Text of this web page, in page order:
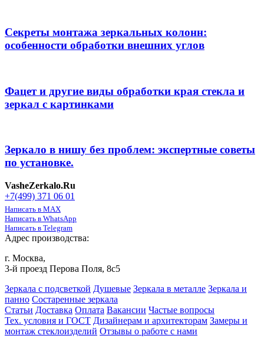
Секреты монтажа зеркальных колонн:
особенности обработки внешних углов
Фацет и другие виды обработки края стекла и
зеркал с картинками
Зеркало в нишу без проблем: экспертные советы
по установке.
VasheZerkalo.Ru
+7(499) 371 06 01
Написать в MAX
Написать в WhatsApp
Написать в Telegram
Адрес производства:
г. Москва,
3-й проезд Перова Поля, 8с5
Зеркала с подсветкой Душевые Зеркала в металле Зеркала и
панно Состаренные зеркала
Статьи Доставка Оплата Вакансии Частые вопросы
Тех. условия и ГОСТ Дизайнерам и архитекторам Замеры и
монтаж стеклоизделий Отзывы о работе с нами